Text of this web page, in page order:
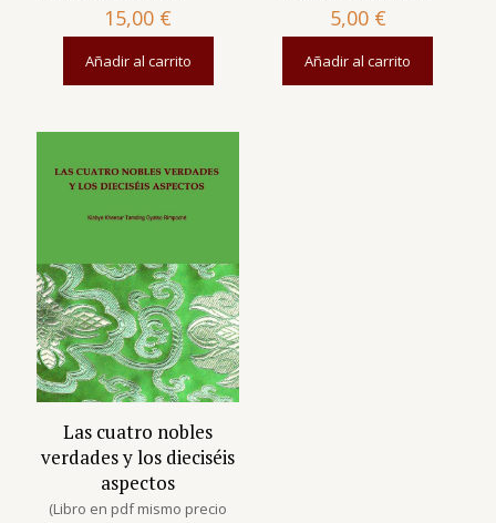
15,00 €
Añadir al carrito
5,00 €
Añadir al carrito
Las cuatro nobles
verdades y los dieciséis
aspectos
(Libro en pdf mismo precio